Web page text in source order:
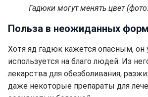
Гадюки могут менять цвет
Польза в неожиданных
Хотя яд гадюк кажется опасным, он
используется на благо людей. Из
лекарства для обезболивания,
даже некоторые препараты для